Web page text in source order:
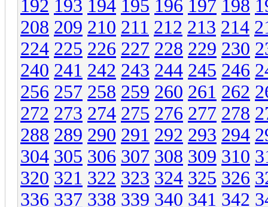
192 193 194 195 196 197 198
208 209 210 211 212 213 214
224 225 226 227 228 229 230
240 241 242 243 244 245 246
256 257 258 259 260 261 262
272 273 274 275 276 277 278
288 289 290 291 292 293 294
304 305 306 307 308 309 310
320 321 322 323 324 325 326
336 337 338 339 340 341 342